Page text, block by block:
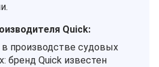
Quick:
производстве судовых
бренд Quick известен